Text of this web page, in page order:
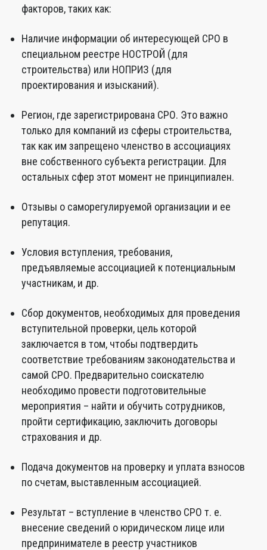
факторов, таких как:
Наличие информации об интересующей СРО в
специальном реестре НОСТРОЙ (для
строительства) или НОПРИЗ (для
проектирования и изысканий).
Регион, где зарегистрирована СРО. Это важно
только для компаний из сферы строительства,
так как им запрещено членство в ассоциациях
вне собственного субъекта регистрации. Для
остальных сфер этот момент не принципиален.
Отзывы о саморегулируемой организации и ее
репутация.
Условия вступления, требования,
предъявляемые ассоциацией к потенциальным
участникам, и др.
Сбор документов, необходимых для проведения
вступительной проверки, цель которой
заключается в том, чтобы подтвердить
соответствие требованиям законодательства и
самой СРО. Предварительно соискателю
необходимо провести подготовительные
мероприятия – найти и обучить сотрудников,
пройти сертификацию, заключить договоры
страхования и др.
Подача документов на проверку и уплата взносов
по счетам, выставленным ассоциацией.
Результат – вступление в членство СРО т. е.
внесение сведений о юридическом лице или
предпринимателе в реестр участников